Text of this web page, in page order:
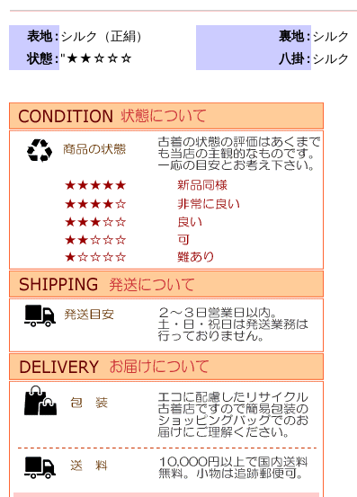
表地 :シルク（正絹） 裏地 :シルク
状態 :"★★☆☆☆ 八掛 :シルク